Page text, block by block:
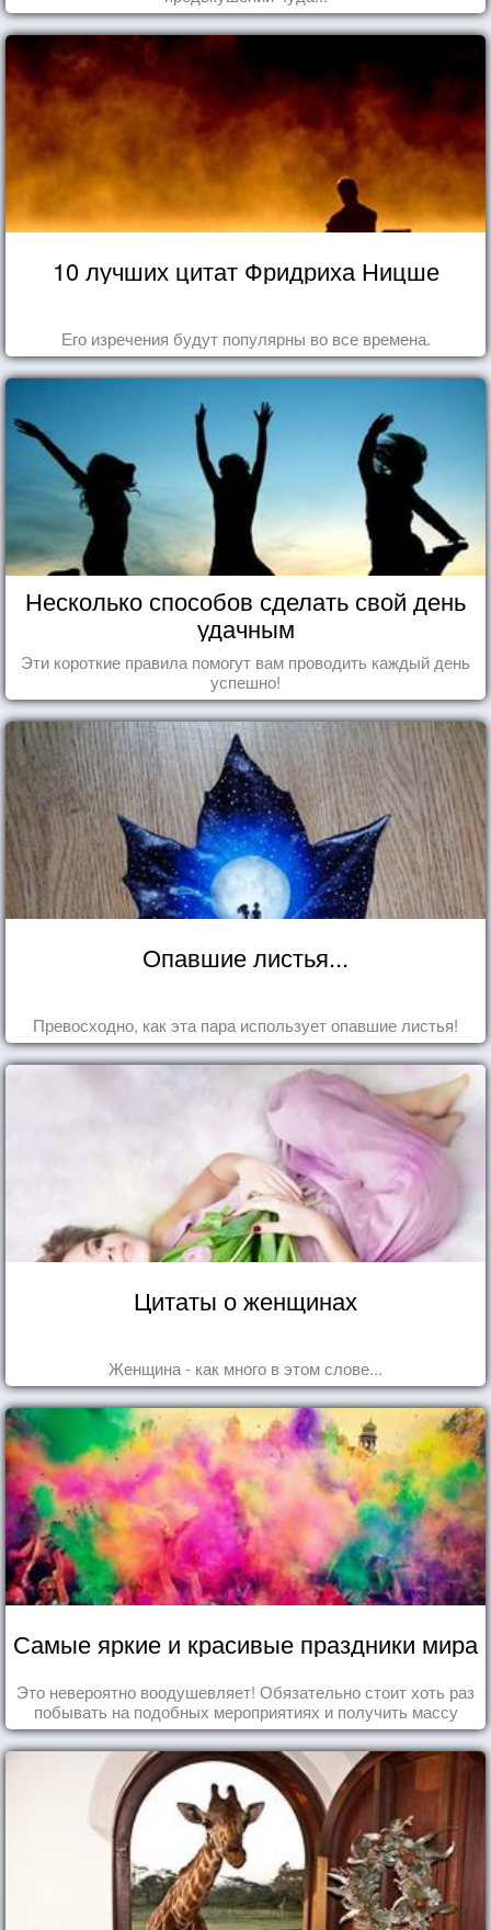
10 лучших цитат Фридриха Ницше
Его изречения будут популярны во все времена.
Несколько способов сделать свой день
удачным
Эти короткие правила помогут вам проводить каждый день
успешно!
Опавшие листья...
Превосходно, как эта пара использует опавшие листья!
Цитаты о женщинах
Женщина - как много в этом слове...
Самые яркие и красивые праздники мира
Это невероятно воодушевляет! Обязательно стоит хоть раз
побывать на подобных мероприятиях и получить массу
впечатлений!